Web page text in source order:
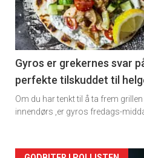
nå
-
2
Gyros er grekernes svar
perfekte tilskuddet til
Om du har tenkt til å ta frem
innendørs ,er gyros fredags-